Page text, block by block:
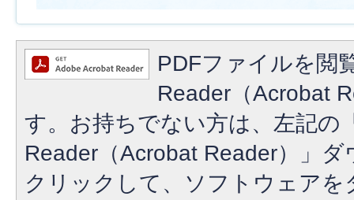
PDFファイルを閲
Reader（Acrobat
す。お持ちでない方は、左記の
Reader（Acrobat Reader）」
クリックして、ソフトウェア